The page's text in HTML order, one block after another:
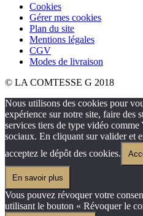
Cookies
Gérer mes cookies
Plan du site
Mentions légales
CGV
Modes de livraison
© LA COMTESSE G 2018
Nous utilisons des cookies pour
expérience sur notre site, faire des
services tiers de type vidéo comme
sociaux. En cliquant sur valider et
acceptez le dépôt des cookies.
En savoir plus
Vous pouvez révoquer votre
utilisant le bouton « Révoquer le